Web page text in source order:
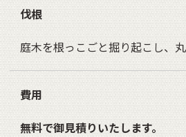
伐根
庭木を根っこごと掘り起こし、丸
費用
無料で御見積りいたします。